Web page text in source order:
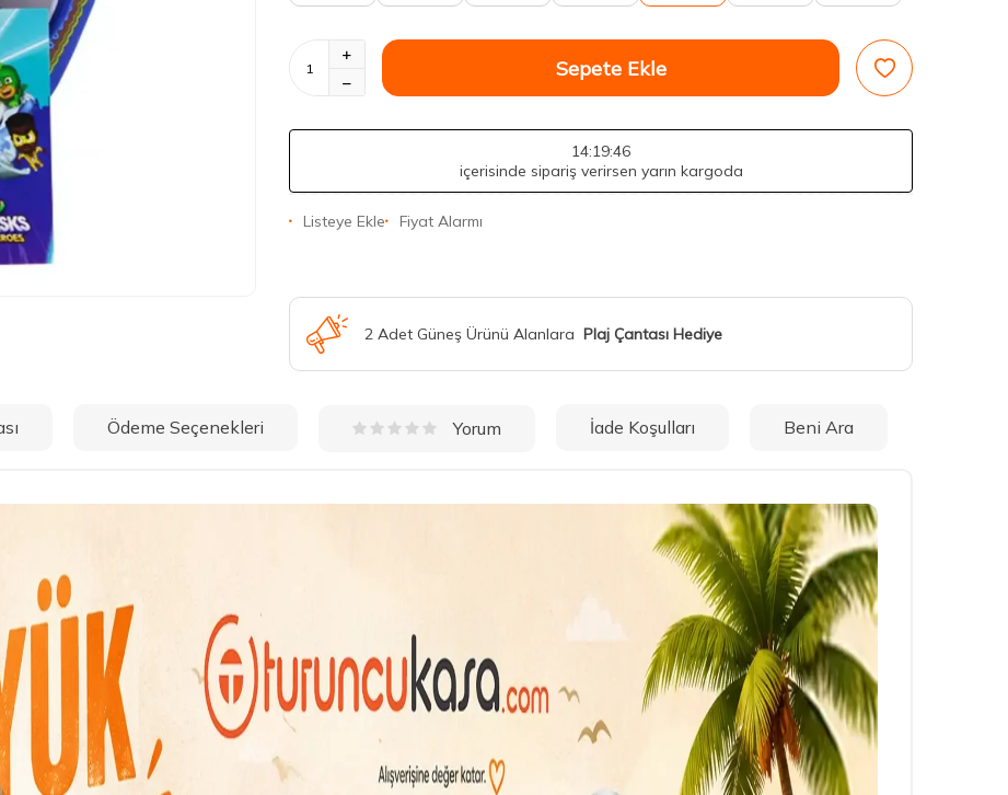
Sepete Ekle
14:19:45
içerisinde sipariş verirsen yarın kargoda
Listeye Ekle Fiyat Alarmı
2 Adet Güneş Ürünü Alanlara Plaj Çantası Hediye
Ödeme Seçenekleri Yorum İade Koşulları Beni Ara